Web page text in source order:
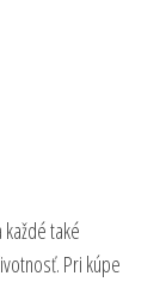
také
Pri kúpe